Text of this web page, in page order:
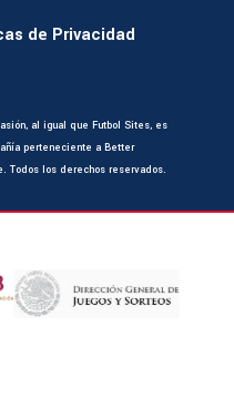
de Privacidad
al igual que Futbol Sites, es
perteneciente a Better
Todos los derechos reservados.